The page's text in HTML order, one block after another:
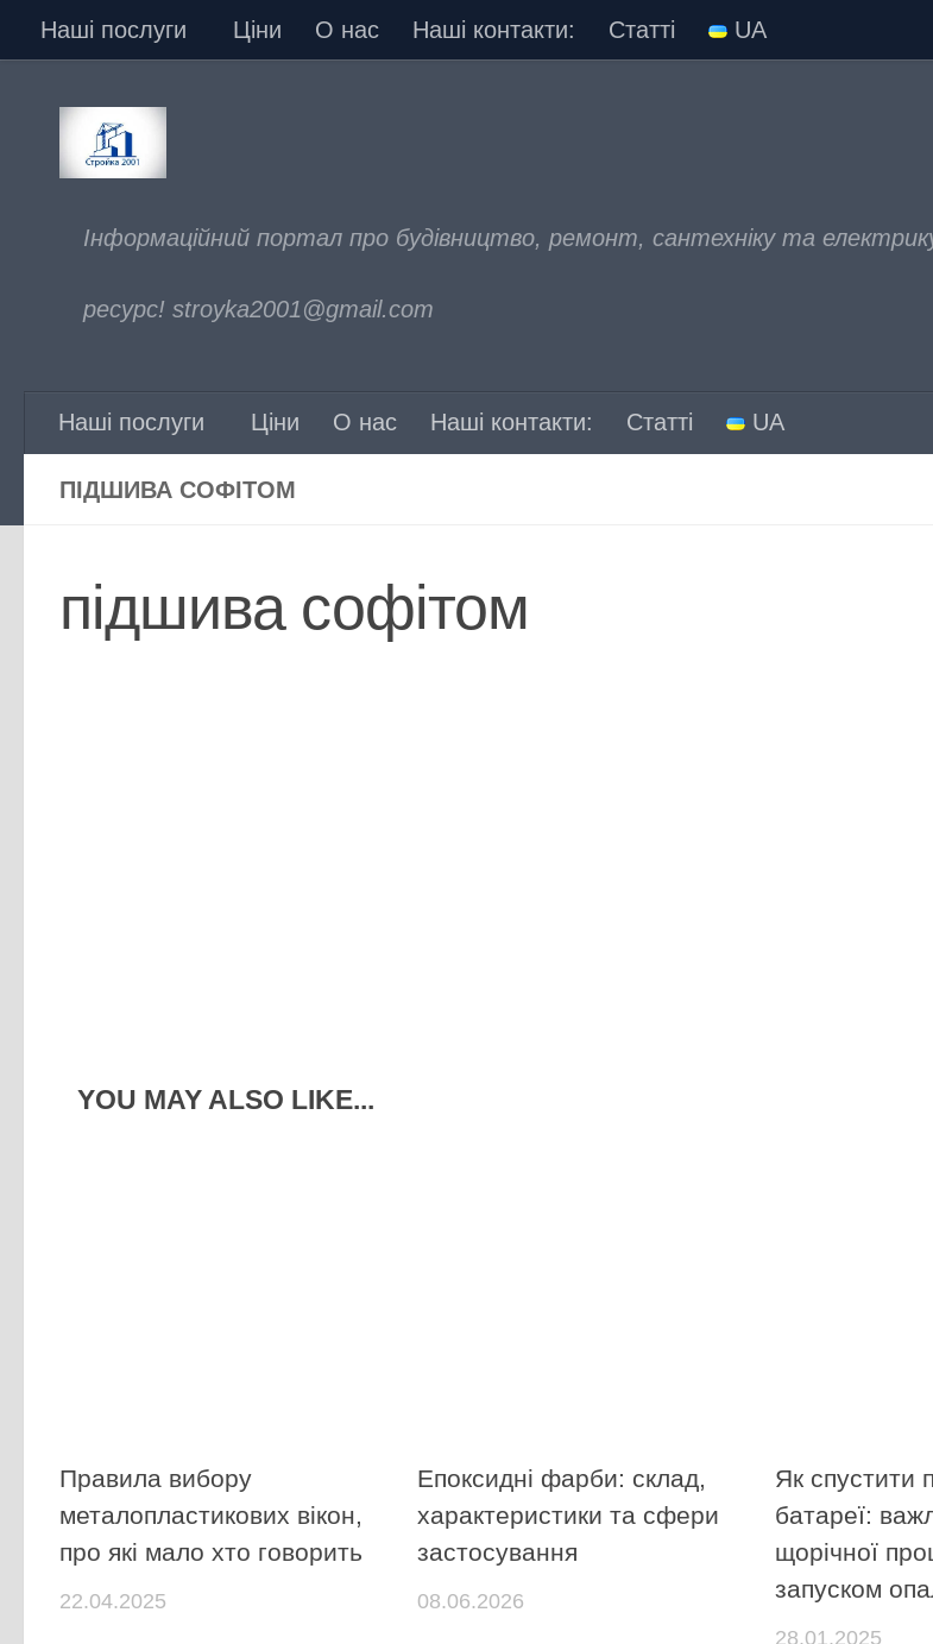
Skip to content
Наші послуги Ціни О нас Наші контакти: Статті UA
Інформаційний портал про будівництво, ремонт, сантехніку та
ресурс! stroyka2001@gmail.com
Наші послуги Ціни О нас Наші контакти: Статті UA
ПІДШИВА СОФІТОМ
підшива софітом
YOU MAY ALSO LIKE...
Правила вибору
металопластикових вікон,
про які мало хто говорить
22.04.2025
Епоксидні фарби: склад,
характеристики та сфери
застосування
08.06.2026
Як спустити
батареї:
щорічної
запуском
28.01.2025